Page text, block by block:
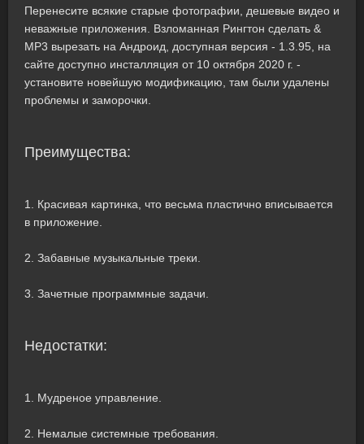
Перенесите всякие старые фотографии, дешевые видео и
неважные приложения. Взломанная Рингтон сделать &
MP3 вырезать на Андроид, доступная версия - 1.3.95, на
сайте доступно инсталляция от 10 октября 2020 г. -
установите новейшую модификацию, там были удалены
проблемы и заморочки.
Преимущества:
1. Красивая картинка, что весьма пластично вписывается
в приложение.
2. Забавные музыкальные треки.
3. Зачетные программные задачи.
Недостатки:
1. Мудреное управление.
2. Немалые системные требования.